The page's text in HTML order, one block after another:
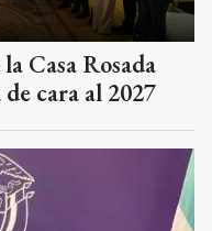
Casa Rosada
cara al 2027